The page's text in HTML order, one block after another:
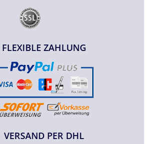
FLEXIBLE ZAHLUNG
VERSAND PER DHL